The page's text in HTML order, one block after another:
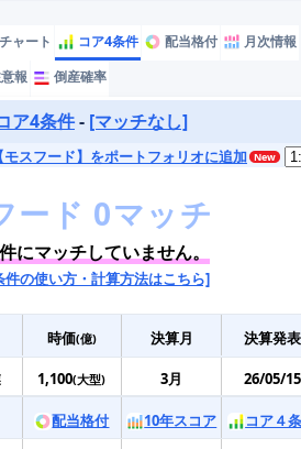
チャート コア4条件 配当格付
月次情報
報 倒産確率
ア4条件- [マッチなし]
【モスフード】をポートフォリオに追加
にマッチしていません。
件の使い方・計算方法はこちら]
時価(億) 決算月 決算発表
1,100(大型) 3月 26/05/15
配当格付 10年スコア
コア４